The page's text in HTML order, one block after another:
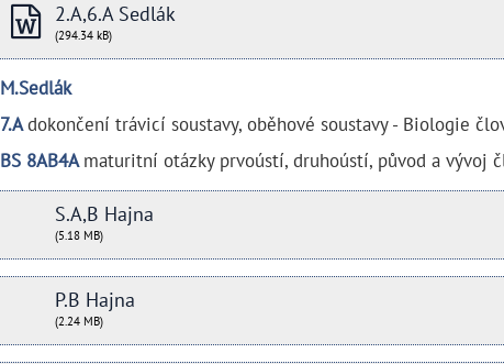
2.A,6.A Sedlák
(294.34 kB)
M.Sedlák
7.Adokončení trávicí soustavy, oběhové soustavy - Biologie
BS 8AB4Amaturitní otázky prvoústí, druhoústí, původ a vývoj
S.A,B Hajna
(5.18 MB)
P.B Hajna
(2.24 MB)